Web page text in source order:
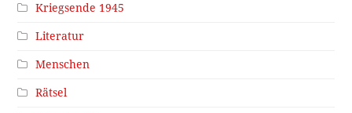
Kriegsende 1945
Literatur
Menschen
Rätsel